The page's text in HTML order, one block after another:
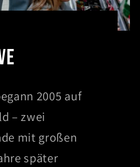
2005 auf
– zwei
mit großen
später